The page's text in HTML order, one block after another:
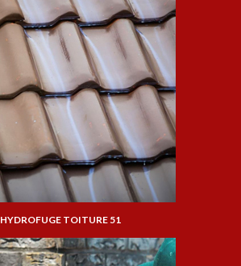
HYDROFUGE TOITURE 51